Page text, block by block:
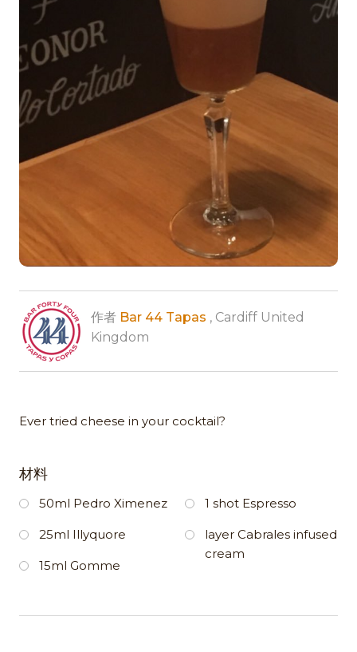
作者 Bar 44 Tapas , Cardiff United
Kingdom
Ever tried cheese in your cocktail?
材料
50ml Pedro Ximenez
25ml Illyquore
15ml Gomme
1 shot Espresso
layer Cabrales infused
cream